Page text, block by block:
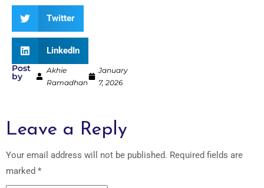
Twitter
LinkedIn
Post
by
Akhie
Ramadhan
January
7, 2026
Leave a Reply
Your email address will not be published. Required fields are
marked *